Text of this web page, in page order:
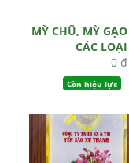
MỲ CHŨ, MỲ GẠO
CÁC LOẠI
0 đ
Còn hiệu lực